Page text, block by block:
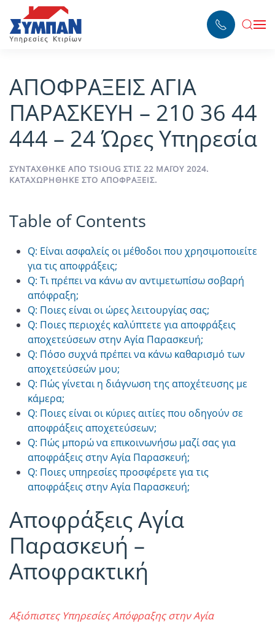
Skip to main content
ΑΠΟΦΡΑΞΕΙΣ ΑΓΙΑ
ΠΑΡΑΣΚΕΥΗ – 210 36 44
444 – 24 Ώρες Υπηρεσία
ΣΥΝΤΆΧΘΗΚΕ ΑΠΌ TSIOUG ΣΤΙΣ 22 ΜΑΪ́ΟΥ 2024.
ΚΑΤΑΧΩΡΉΘΗΚΕ ΣΤΟ ΑΠΟΦΡΆΞΕΙΣ.
Table of Contents
Q: Είναι ασφαλείς οι μέθοδοι που χρησιμοποιείτε
για τις αποφράξεις;
Q: Τι πρέπει να κάνω αν αντιμετωπίσω σοβαρή
απόφραξη;
Q: Ποιες είναι οι ώρες λειτουργίας σας;
Q: Ποιες περιοχές καλύπτετε για αποφράξεις
αποχετεύσεων στην Αγία Παρασκευή;
Q: Πόσο συχνά πρέπει να κάνω καθαρισμό των
αποχετεύσεών μου;
Q: Πώς γίνεται η διάγνωση της αποχέτευσης με
κάμερα;
Q: Ποιες είναι οι κύριες αιτίες που οδηγούν σε
αποφράξεις αποχετεύσεων;
Q: Πώς μπορώ να επικοινωνήσω μαζί σας για
αποφράξεις στην Αγία Παρασκευή;
Q: Ποιες υπηρεσίες προσφέρετε για τις
αποφράξεις στην Αγία Παρασκευή;
Αποφράξεις Αγία
Παρασκευή –
Αποφρακτική
Αξιόπιστες Υπηρεσίες Απόφραξης στην Αγία